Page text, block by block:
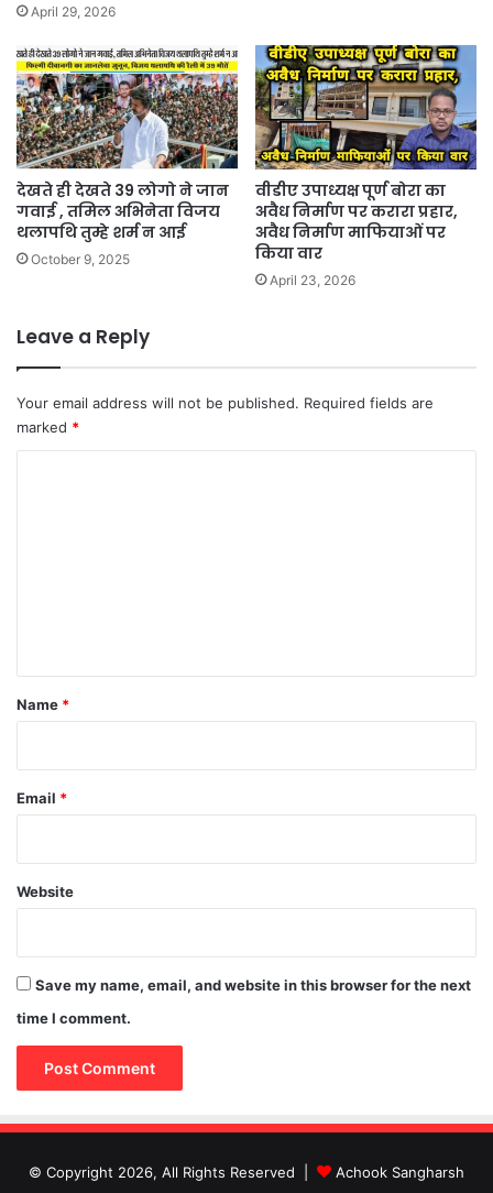
April 29, 2026
देखते ही देखते 39 लोगो ने जान
गवाई , तमिल अभिनेता विजय
थलापथि तुम्हे शर्म न आई
October 9, 2025
वीडीए उपाध्यक्ष पूर्ण बोरा का
अवैध निर्माण पर करारा प्रहार,
अवैध निर्माण माफियाओं पर
किया वार
April 23, 2026
Leave a Reply
Your email address will not be published. Required fields are
marked *
*
Name *
Email *
Website
Save my name, email, and website in this browser for the next
time I comment.
© Copyright 2026, All Rights Reserved | Achook Sangharsh